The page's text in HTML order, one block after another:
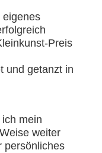
eigenes
Preis
und getanzt in
mein
weiter
persönliches